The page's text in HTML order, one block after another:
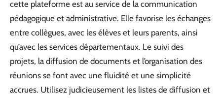
cette plateforme est au service de la communication
pédagogique et administrative. Elle favorise les échanges
entre collègues, avec les élèves et leurs parents, ainsi
qu’avec les services départementaux. Le suivi des
projets, la diffusion de documents et l’organisation des
réunions se font avec une fluidité et une simplicité
accrues. Utilisez judicieusement les listes de diffusion et